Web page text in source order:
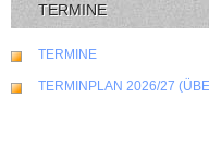
TERMINE
TERMINE
TERMINPLAN 2026/27